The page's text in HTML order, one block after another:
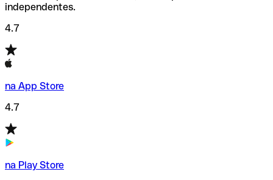
independentes.
4.7
na App Store
4.7
na Play Store